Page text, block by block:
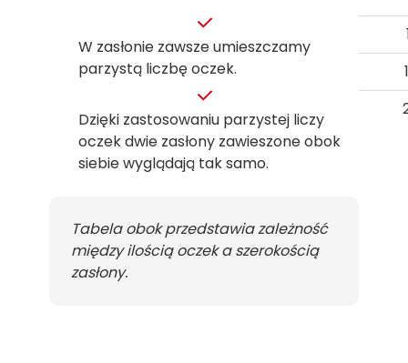
W zasłonie zawsze umieszczamy
parzystą liczbę oczek.
Dzięki zastosowaniu parzystej liczy
oczek dwie zasłony zawieszone obok
siebie wyglądają tak samo.
Tabela obok przedstawia zależność
między ilością oczek a szerokością
zasłony.